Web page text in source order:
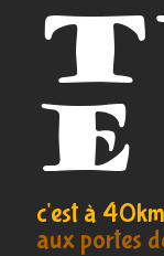
e
c'est à
aux portes